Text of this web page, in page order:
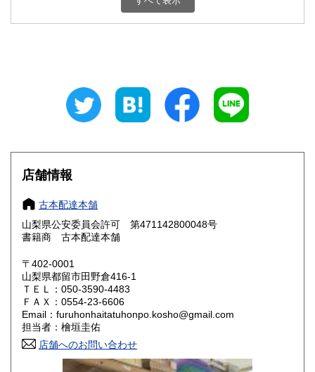
800円 三重県
大阪府
奈良県
鳥取県 800円 島根県
岡山県
山口県 800円
香川県 800円 愛媛県
高知県 800円
店舗情報
古本配達本舗
山梨県公安委員会許可 第471142800048号
書籍商 古本配達本舗
〒402-0001
山梨県都留市田野倉416-1
ＴＥＬ：050-3590-4483
ＦＡＸ：0554-23-6606
Email：furuhonhaitatuhonpo.kosho@gmail.com
担当者：檜垣圭佑
店舗へのお問い合わせ